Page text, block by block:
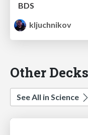
BDS
kljuchnikov
Other
See All in Science